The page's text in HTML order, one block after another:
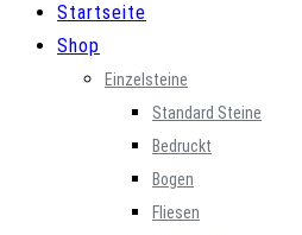
Startseite
Shop
Einzelsteine
Standard Steine
Bedruckt
Bogen
Fliesen